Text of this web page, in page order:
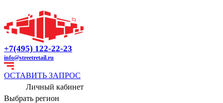
+7(495) 122-22-23
info@streetretail.ru
ОСТАВИТЬ ЗАПРОС
Личный кабинет
Выбрать регион